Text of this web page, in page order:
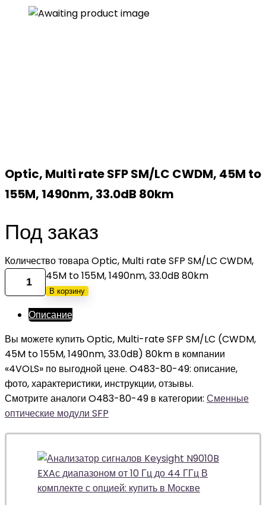
Optic, Multi rate SFP SM/LC CWDM, 45M to
155M, 1490nm, 33.0dB 80km
Под заказ
Количество товара Optic, Multi rate SFP SM/LC CWDM,
45M to 155M, 1490nm, 33.0dB 80km
В корзину
Описание
Вы можете купить Optic, Multi-rate SFP SM/LC (CWDM,
45M to 155M, 1490nm, 33.0dB) 80km в компании
«4VOLS» по выгодной цене. O483-80-49: описание,
фото, характеристики, инструкции, отзывы.
Смотрите аналоги O483-80-49 в категории: Сменные
оптические модули SFP